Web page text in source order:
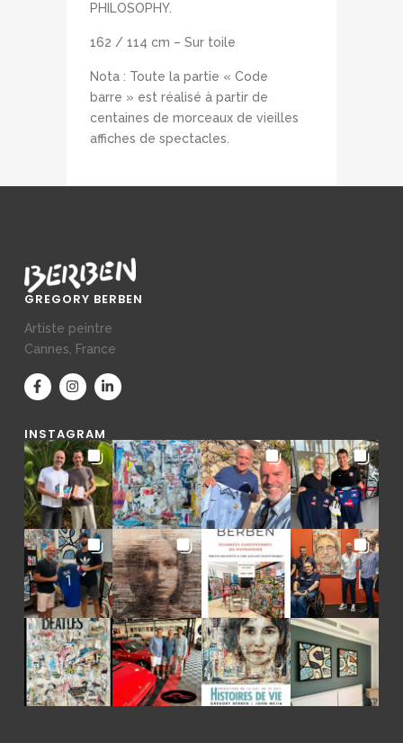
PHILOSOPHY.
162 / 114 cm – Sur toile
Nota : Toute la partie « Code
barre » est réalisé à partir de
centaines de morceaux de vieilles
affiches de spectacles.
GREGORY BERBEN
Artiste peintre
Cannes, France
INSTAGRAM